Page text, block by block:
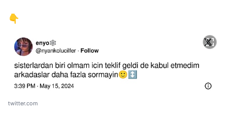
👇
twitter.com